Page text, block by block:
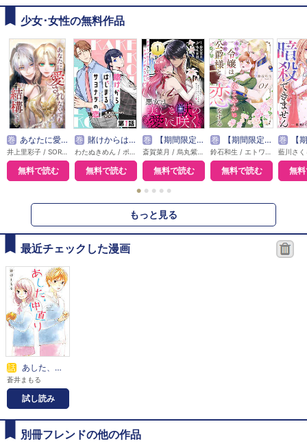
少女･女性の無料作品
巻 あなたに愛されなくても結構です【タテヨミ】
無料で読む
巻 賭けからはじまるサヨナラの恋【単話版】
無料で読む
巻 【期間限定無料】悪女は美しき獣の愛に咲く（単話版）
無料で読む
巻 【期間限定無料】本好き令嬢は敏腕公爵様とひそやかに恋をする
無料で読む
巻 【期間限定無料
無
● ● ● ● ●
もっと見る
最近チェックした漫画
話 あした、仲直り
蒼井まもる
試し読み
別冊フレンドの他の作品